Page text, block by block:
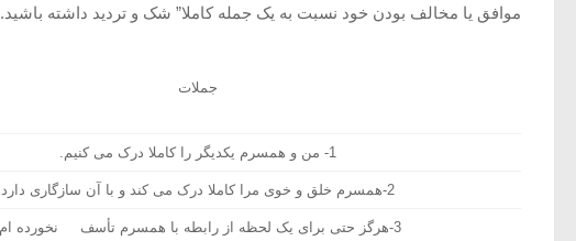
موافق یا مخالف بودن خود نسبت به یک جمله کاملا” شک و تردید داشته باشید.
جملات
1- من و همسرم یکدیگر را کاملا درک می کنیم.
2-همسرم خلق و خوی مرا کاملا درک می کند و با آن سازگاری دارد
3-هرگز حتی برای یک لحظه از رابطه با همسرم تأسف نخورده ام.